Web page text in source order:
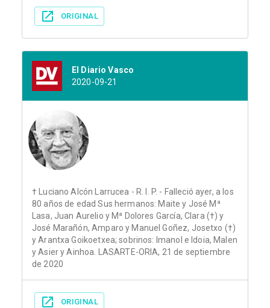
ORIGINAL
El Diario Vasco
2020-09-21
† Luciano Alcón Larrucea - R. I. P. - Falleció ayer, a los
80 años de edad Sus hermanos: Maite y José Mª
Lasa, Juan Aurelio y Mª Dolores García, Clara (†) y
José Marañón, Amparo y Manuel Goñez, Josetxo (†)
y Arantxa Goikoetxea; sobrinos: Imanol e Idoia, Malen
y Asier y Ainhoa. LASARTE-ORIA, 21 de septiembre
de 2020
ORIGINAL